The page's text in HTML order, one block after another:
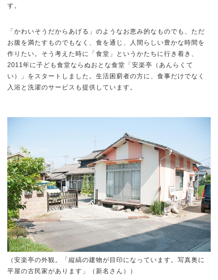
す。
「かわいそうだからあげる」のようなお恵み的なものでも、ただ
お腹を満たすものでもなく、食を通じ、人間らしい豊かな時間を
作りたい。そう考えた時に「食堂」というかたちに行き着き、
2011年に子ども食堂ならぬおとな食堂「安楽亭（あんらくて
い）」をスタートしました。生活困窮者の方に、食事だけでなく
入浴と洗濯のサービスも提供しています。
（安楽亭の外観。「縦縞の建物が目印になっています。写真奥に
平屋の古民家があります」（新名さん））